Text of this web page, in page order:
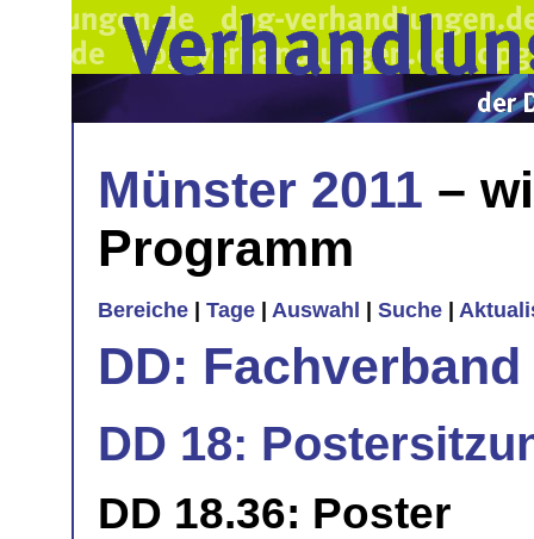
Münster 2011 –
Programm
Bereiche Tage Auswahl Suche
DD:
DD 18:
DD 18.36: Poster